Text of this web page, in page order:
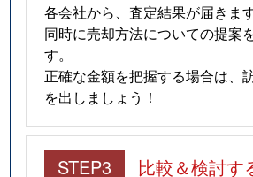
各会社から、査定結果が届きます
同時に売却方法についての提案
す。
正確な金額を把握する場合は、
を出しましょう！
STEP3 比較＆検討す